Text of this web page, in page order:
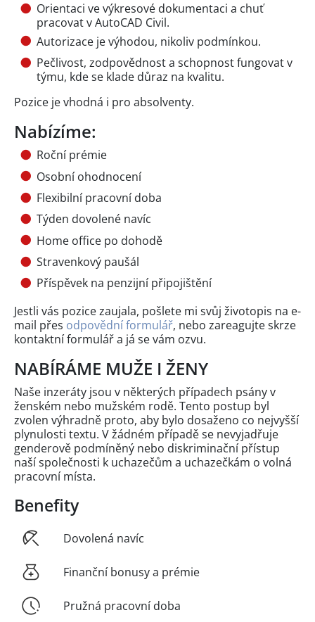
Orientaci ve výkresové dokumentaci a chuť
pracovat v AutoCAD Civil.
Autorizace je výhodou, nikoliv podmínkou.
Pečlivost, zodpovědnost a schopnost fungovat v
týmu, kde se klade důraz na kvalitu.
Pozice je vhodná i pro absolventy.
Nabízíme:
Roční prémie
Osobní ohodnocení
Flexibilní pracovní doba
Týden dovolené navíc
Home office po dohodě
Stravenkový paušál
Příspěvek na penzijní připojištění
Jestli vás pozice zaujala, pošlete mi svůj životopis na e-
mail přes odpovědní formulář, nebo zareagujte skrze
kontaktní formulář a já se vám ozvu.
NABÍRÁME MUŽE I ŽENY
Naše inzeráty jsou v některých případech psány v
ženském nebo mužském rodě. Tento postup byl
zvolen výhradně proto, aby bylo dosaženo co nejvyšší
plynulosti textu. V žádném případě se nevyjadřuje
genderově podmíněný nebo diskriminační přístup
naší společnosti k uchazečům a uchazečkám o volná
pracovní místa.
Benefity
Dovolená navíc
Finanční bonusy a prémie
Pružná pracovní doba